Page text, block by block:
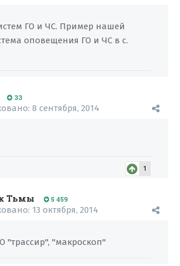
ГО и ЧС. Пример нашей
оповещения ГО и ЧС в с.
33
8 сентября, 2014
1
Тьмы 5 459
13 октября, 2014
"трассир", "макроскоп"